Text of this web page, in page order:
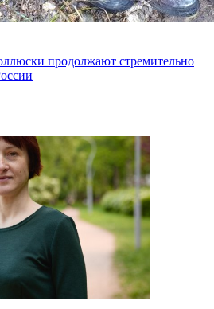
продолжают стремительно